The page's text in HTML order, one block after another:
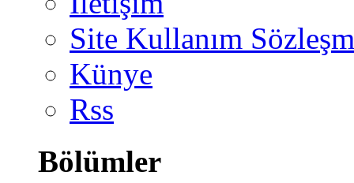
Site Kullanım
Künye
Rss
Bölümler